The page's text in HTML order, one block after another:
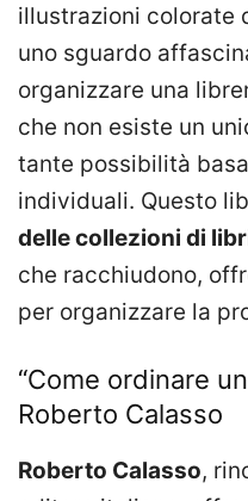
illustrazioni colorate
uno sguardo
organizzare una
che non esiste un
tante possibilità
individuali. Questo
delle collezioni di
che racchiudono,
per organizzare la
“Come ordinare
Roberto Calasso
Roberto Calasso,